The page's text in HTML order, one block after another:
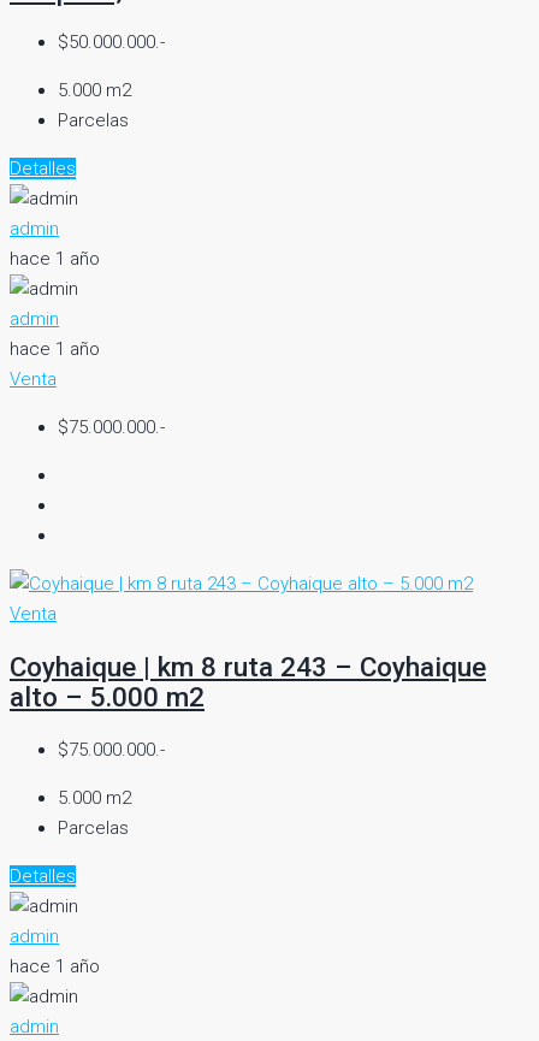
$50.000.000.-
5.000 m2
Parcelas
Detalles
admin
hace 1 año
admin
hace 1 año
Venta
$75.000.000.-
Venta
Coyhaique | km 8 ruta 243 – Coyhaique
alto – 5.000 m2
$75.000.000.-
5.000 m2
Parcelas
Detalles
admin
hace 1 año
admin